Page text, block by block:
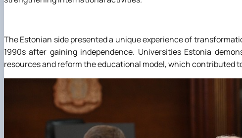
The Estonian side presented a unique experience of
1990s after gaining independence. Universities Estonia
resources and reform the educational model, which contributed